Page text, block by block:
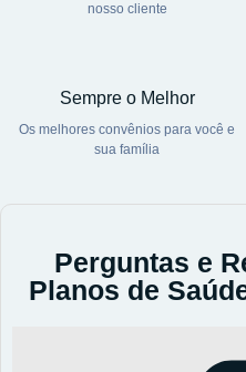
nosso cliente
Sempre o Melhor
Os melhores convênios para você e
sua família
Perguntas e
Planos de